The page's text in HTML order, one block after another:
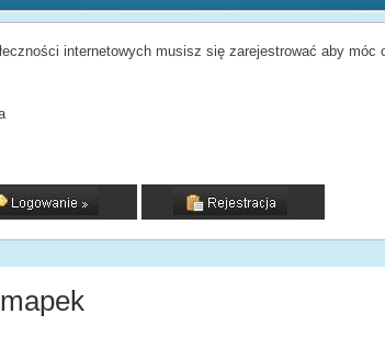
internetowych musisz się zarejestrować aby